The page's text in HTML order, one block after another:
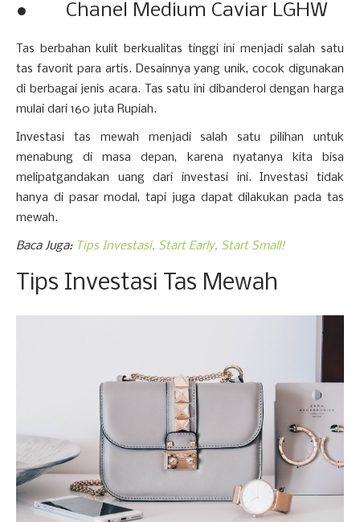
● Chanel Medium Caviar LGHW
Tas berbahan kulit berkualitas tinggi ini menjadi salah satu
tas favorit para artis. Desainnya yang unik, cocok digunakan
di berbagai jenis acara. Tas satu ini dibanderol dengan harga
mulai dari 160 juta Rupiah.
Investasi tas mewah menjadi salah satu pilihan untuk
menabung di masa depan, karena nyatanya kita bisa
melipatgandakan uang dari investasi ini. Investasi tidak
hanya di pasar modal, tapi juga dapat dilakukan pada tas
mewah.
Baca Juga: Tips Investasi, Start Early, Start Small!
Tips Investasi Tas Mewah